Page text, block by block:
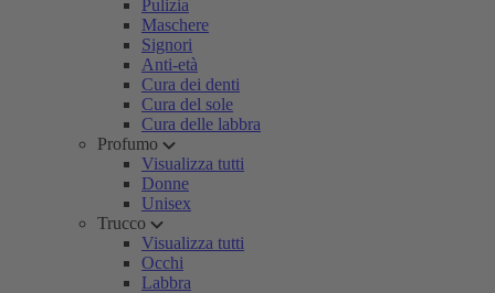
Pulizia
Maschere
Signori
Anti-età
Cura dei denti
Cura del sole
Cura delle labbra
Profumo
Visualizza tutti
Donne
Unisex
Trucco
Visualizza tutti
Occhi
Labbra